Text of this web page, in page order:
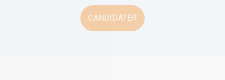
CANDIDATER